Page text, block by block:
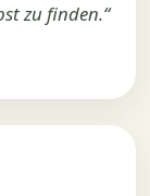
zu finden.“